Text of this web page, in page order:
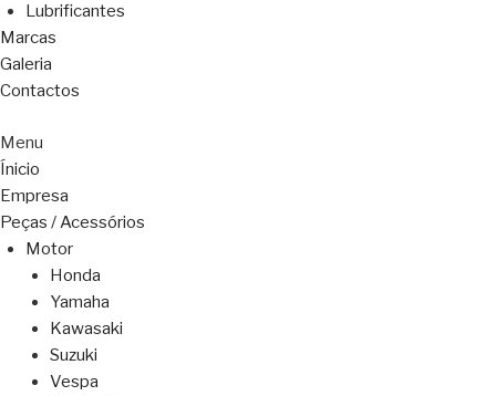
Lubrificantes
Marcas
Galeria
Contactos
Menu
Ínicio
Empresa
Peças / Acessórios
Motor
Honda
Yamaha
Kawasaki
Suzuki
Vespa